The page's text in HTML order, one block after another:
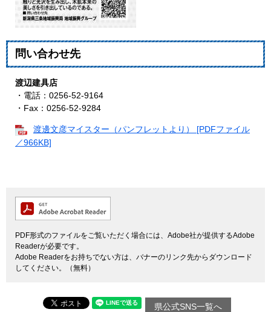
問い合わせ先
渡辺建具店
・電話：0256-52-9164
・Fax：0256-52-9284
渡邊文彦マイスター（パンフレットより） [PDFファイル
／966KB]
PDF形式のファイルをご覧いただく場合には、Adobe社が提供するAdobe
Readerが必要です。
Adobe Readerをお持ちでない方は、バナーのリンク先からダウンロード
してください。（無料）
県公式SNS一覧へ